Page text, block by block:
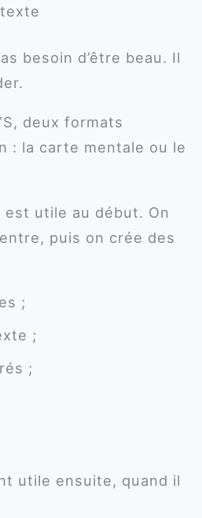
besoin d’être beau. Il
deux formats
: la carte mentale ou le
est utile au début. On
puis on crée des
;
;
;
utile ensuite, quand il